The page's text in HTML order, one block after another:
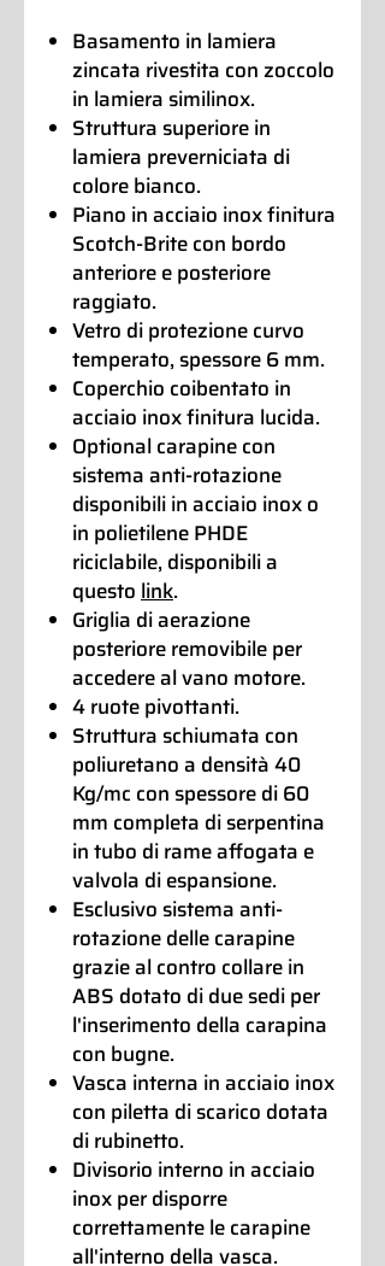
Basamento in lamiera
zincata rivestita con zoccolo
in lamiera similinox.
Struttura superiore in
lamiera preverniciata di
colore bianco.
Piano in acciaio inox finitura
Scotch-Brite con bordo
anteriore e posteriore
raggiato.
Vetro di protezione curvo
temperato, spessore 6 mm.
Coperchio coibentato in
acciaio inox finitura lucida.
Optional carapine con
sistema anti-rotazione
disponibili in acciaio inox o
in polietilene PHDE
riciclabile, disponibili a
questo link.
Griglia di aerazione
posteriore removibile per
accedere al vano motore.
4 ruote pivottanti.
Struttura schiumata con
poliuretano a densità 40
Kg/mc con spessore di 60
mm completa di serpentina
in tubo di rame affogata e
valvola di espansione.
Esclusivo sistema anti-
rotazione delle carapine
grazie al contro collare in
ABS dotato di due sedi per
l'inserimento della carapina
con bugne.
Vasca interna in acciaio inox
con piletta di scarico dotata
di rubinetto.
Divisorio interno in acciaio
inox per disporre
correttamente le carapine
all'interno della vasca.